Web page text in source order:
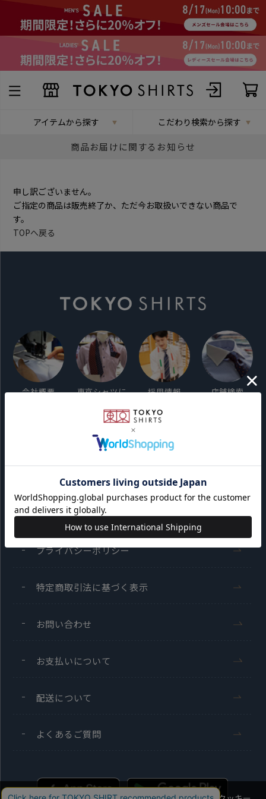
アイテムから探す こだわり検索から探す
商品お届けに関するお知らせ
申し訳ございません。
ご指定の商品は販売終了か、ただ今お取扱いできない商品で
す。
TOPへ戻る
会社概要
東京シャツに
採用情報 店舗検索
ご利用ガイド
サイト利用規約
会員利用規約
プライバシーポリシー
特定商取引法に基づく表示
お問い合わせ
お支払いについて
配送について
よくあるご質問